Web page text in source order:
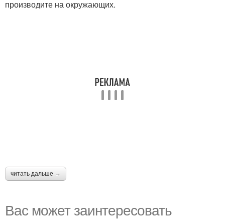
производите на окружающих.
читать дальше →
Вас может заинтересовать